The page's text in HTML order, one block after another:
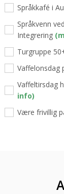
Språkkafé i
Språkvenn
Integrering
Turgruppe
Vaffelonsdag
Vaffeltirsdag
info)
Være frivillig